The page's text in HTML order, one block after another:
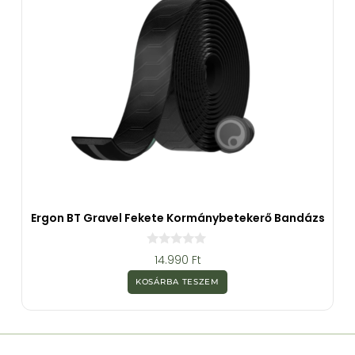
Ergon BT Gravel Fekete Kormánybetekerő Bandázs
z
5
b
l
14.990 Ft
KOSÁRBA TESZEM